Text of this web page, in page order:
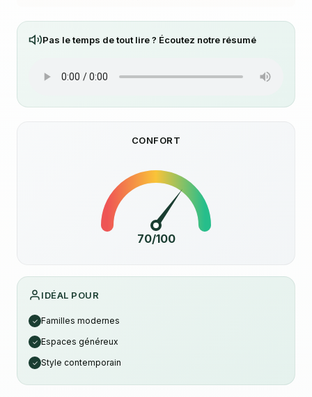
Pas le temps de tout lire ? Écoutez notre résumé
CONFORT
70/100
IDÉAL POUR
✓ Familles modernes
✓ Espaces généreux
✓ Style contemporain